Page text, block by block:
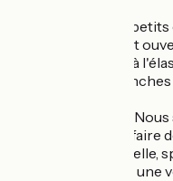
Pour les sportifs,
d'activités vous est
randonnées, saut à
piscine, accrobranches
Bienvenue à tous.
et 7 jours/7, pour faire
expérience culturelle,
romantique ... bref,